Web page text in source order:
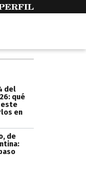
del
qué
este
en
de